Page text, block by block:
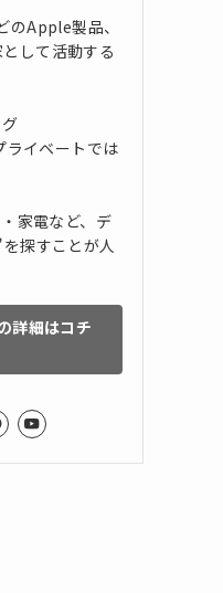
Apple製品、
して活動する
ライベートでは
家電など、デ
探すことが人
詳細はコチ